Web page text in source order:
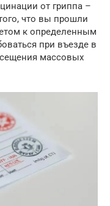
от гриппа –
что вы прошли
к определенным
при въезде в
массовых